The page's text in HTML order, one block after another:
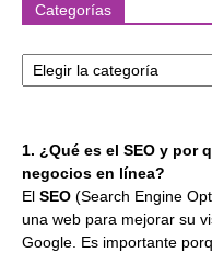
Categorías
Categorías
1. ¿Qué es el SEO y por
negocios en línea?
El SEO (Search Engine
una web para mejorar su
Google. Es importante